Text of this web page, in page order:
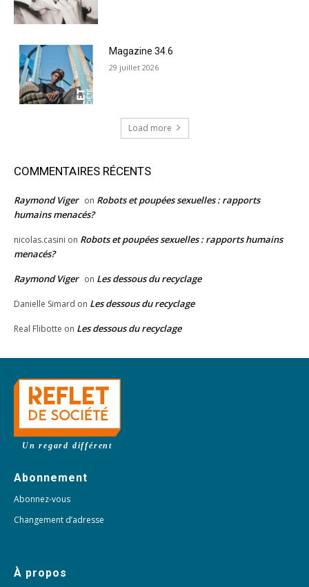
Magazine 34.6
29 juillet 2026
Load more
COMMENTAIRES RÉCENTS
Raymond Viger on Robots et poupées sexuelles : rapports
humains menacés?
nicolas.casini on Robots et poupées sexuelles : rapports humains
menacés?
Raymond Viger on Les dessous du recyclage
Danielle Simard on Les dessous du recyclage
Real Flibotte on Les dessous du recyclage
Un regard différent
Abonnement
Abonnez-vous
Changement d’adresse
À propos